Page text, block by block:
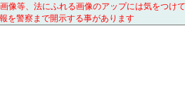
像等、法にふれる画像のアップには気をつけ
を警察まで開示する事があります